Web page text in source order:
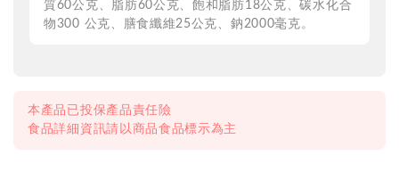
質60公克、脂肪60公克、飽和脂肪18公克、碳水化合
物300 公克、膳食纖維25公克、鈉2000毫克。
本產品已投保產品責任險
食品詳細資訊請以商品食品標示為主